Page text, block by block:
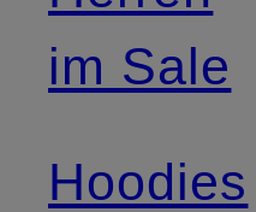
im Sale
Hoodies